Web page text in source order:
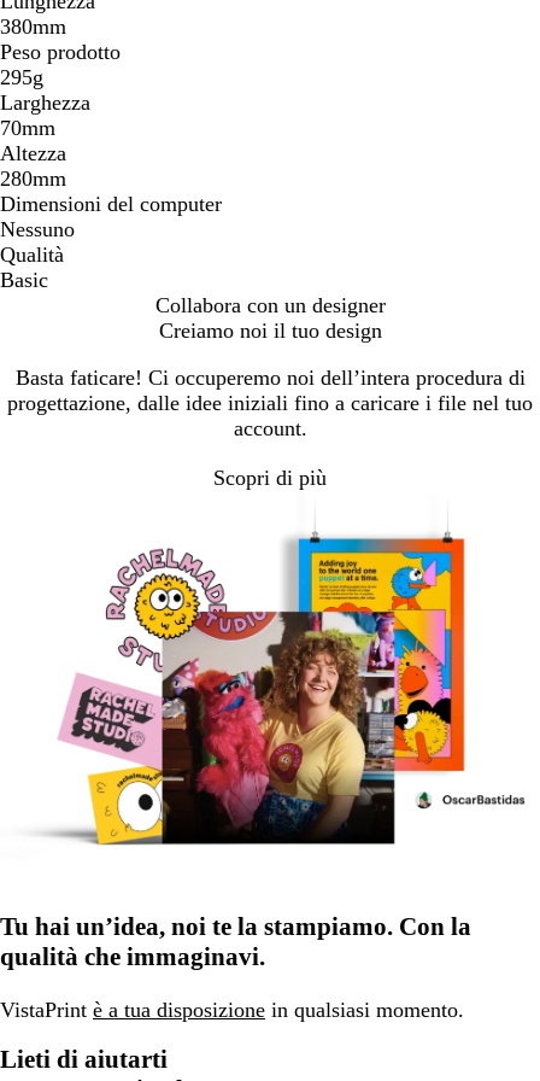
380mm
Peso prodotto
295g
Larghezza
70mm
Altezza
280mm
Dimensioni del computer
Nessuno
Qualità
Basic
Collabora con un designer
Creiamo noi il tuo design
Basta faticare! Ci occuperemo noi dell’intera procedura di
progettazione, dalle idee iniziali fino a caricare i file nel tuo
account.
Scopri di più
Tu hai un’idea, noi te la stampiamo. Con la
qualità che immaginavi.
VistaPrint è a tua disposizione in qualsiasi momento.
Lieti di aiutarti